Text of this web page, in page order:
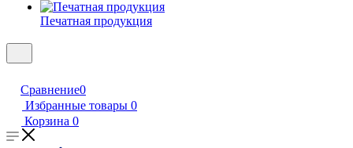
Печатная продукция
Сравнение0
Избранные товары 0
Корзина 0